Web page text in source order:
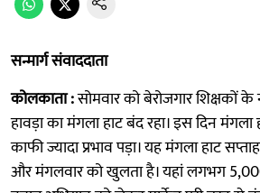
सन्मार्ग संवाददाता
कोलकाता :सोमवार को बेरोजगार शिक्षकों
हावड़ा का मंगला हाट बंद रहा। इस दिन
काफी ज्यादा प्रभाव पड़ा। यह मंगला हाट
और मंगलवार को खुलता है। यहां लगभग